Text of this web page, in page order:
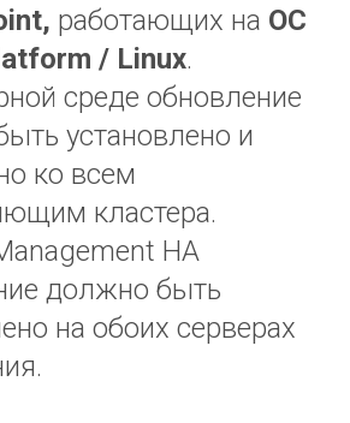
, работающих на ОС
/ Linux.
среде обновление
установлено и
ко всем
кластера.
HA
должно быть
на обоих серверах